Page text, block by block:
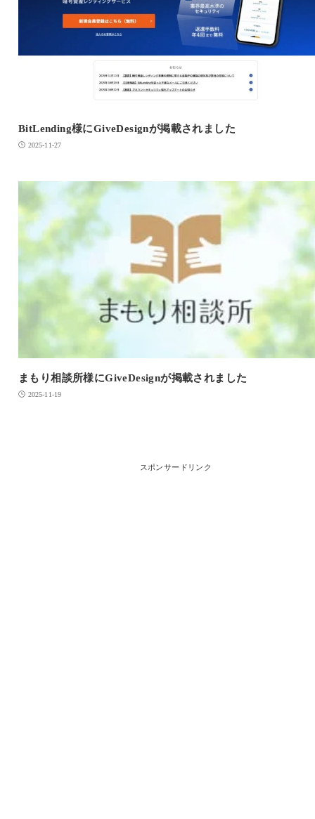
BitLending様にGiveDesignが掲載されました
2025-11-27
まもり相談所様にGiveDesignが掲載されました
2025-11-19
スポンサードリンク